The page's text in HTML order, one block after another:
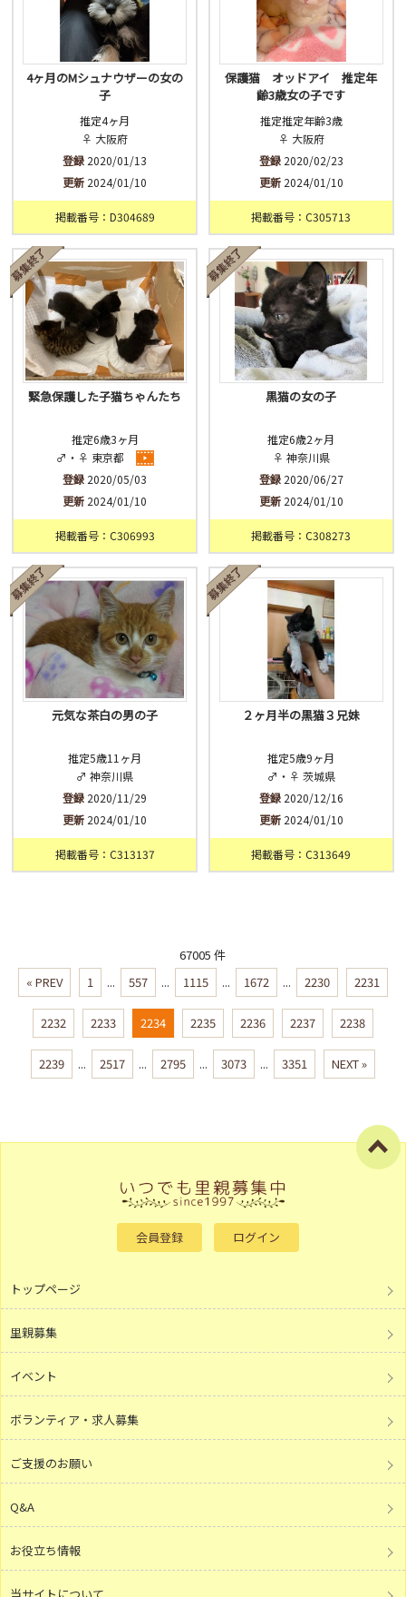
4ヶ月のMシュナウザーの女の
子
推定4ヶ月
♀ 大阪府
登録 2020/01/13
更新 2024/01/10
掲載番号：D304689
保護猫 オッドアイ 推定年
齢3歳女の子です
推定推定年齢3歳
♀ 大阪府
登録2020/02/23
更新2024/01/10
掲載番号：C305713
緊急保護した子猫ちゃんたち
推定6歳3ヶ月
♂・♀ 東京都
登録 2020/05/03
更新 2024/01/10
掲載番号：C306993
黒猫の女の子
推定6歳2ヶ月
♀ 神奈川県
登録2020/06/27
更新2024/01/10
掲載番号：C308273
元気な茶白の男の子
推定5歳11ヶ月
♂ 神奈川県
登録 2020/11/29
更新 2024/01/10
掲載番号：C313137
２ヶ月半の黒猫３兄妹
推定5歳9ヶ月
♂・♀ 茨城県
登録2020/12/16
更新2024/01/10
掲載番号：C313649
67005 件
« PREV
1 ... 557 ... 1115 ... 1672 ... 2230 2231
2232 2233 2234 2235 2236 2237 2238
2239 ... 2517 ... 2795 ... 3073 ... 3351 NEXT »
会員登録 ログイン
トップページ
里親募集
イベント
ボランティア・求人募集
ご支援のお願い
Q&A
お役立ち情報